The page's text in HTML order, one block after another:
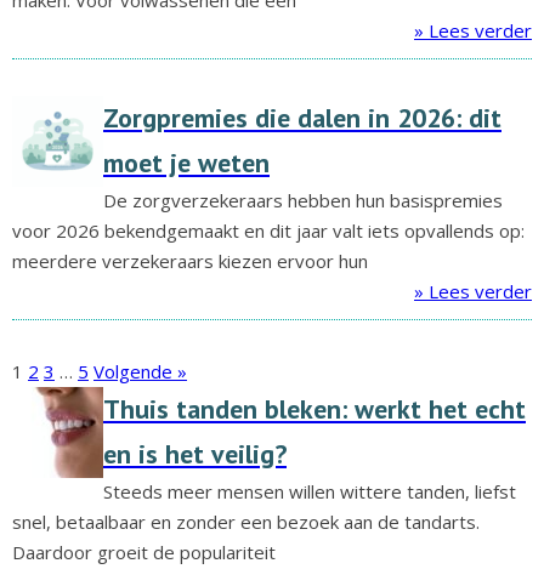
» Lees verder
Zorgpremies die dalen in 2026: dit
moet je weten
De zorgverzekeraars hebben hun basispremies
voor 2026 bekendgemaakt en dit jaar valt iets opvallends op:
meerdere verzekeraars kiezen ervoor hun
» Lees verder
1 2 3 … 5 Volgende »
Thuis tanden bleken: werkt het echt
en is het veilig?
Steeds meer mensen willen wittere tanden, liefst
snel, betaalbaar en zonder een bezoek aan de tandarts.
Daardoor groeit de populariteit